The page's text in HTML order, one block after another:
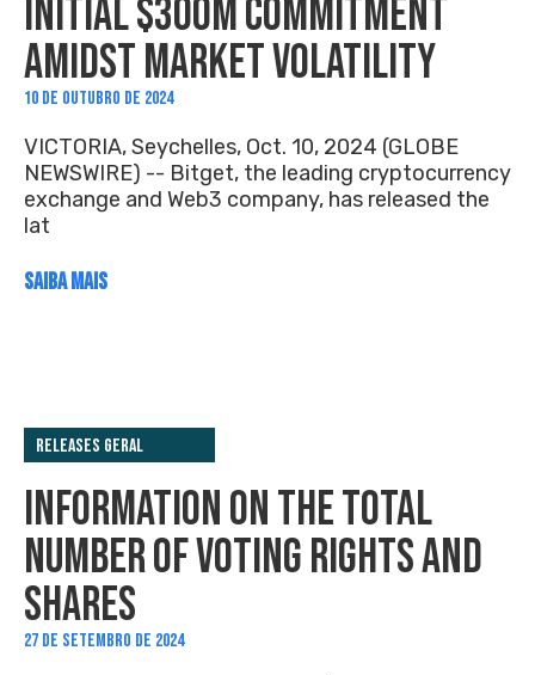
INITIAL $300M COMMITMENT
AMIDST MARKET VOLATILITY
10 DE OUTUBRO DE 2024
VICTORIA, Seychelles, Oct. 10, 2024 (GLOBE
NEWSWIRE) -- Bitget, the leading cryptocurrency
exchange and Web3 company, has released the
lat
SAIBA MAIS
Releases Geral
INFORMATION ON THE TOTAL
NUMBER OF VOTING RIGHTS AND
SHARES
27 DE SETEMBRO DE 2024